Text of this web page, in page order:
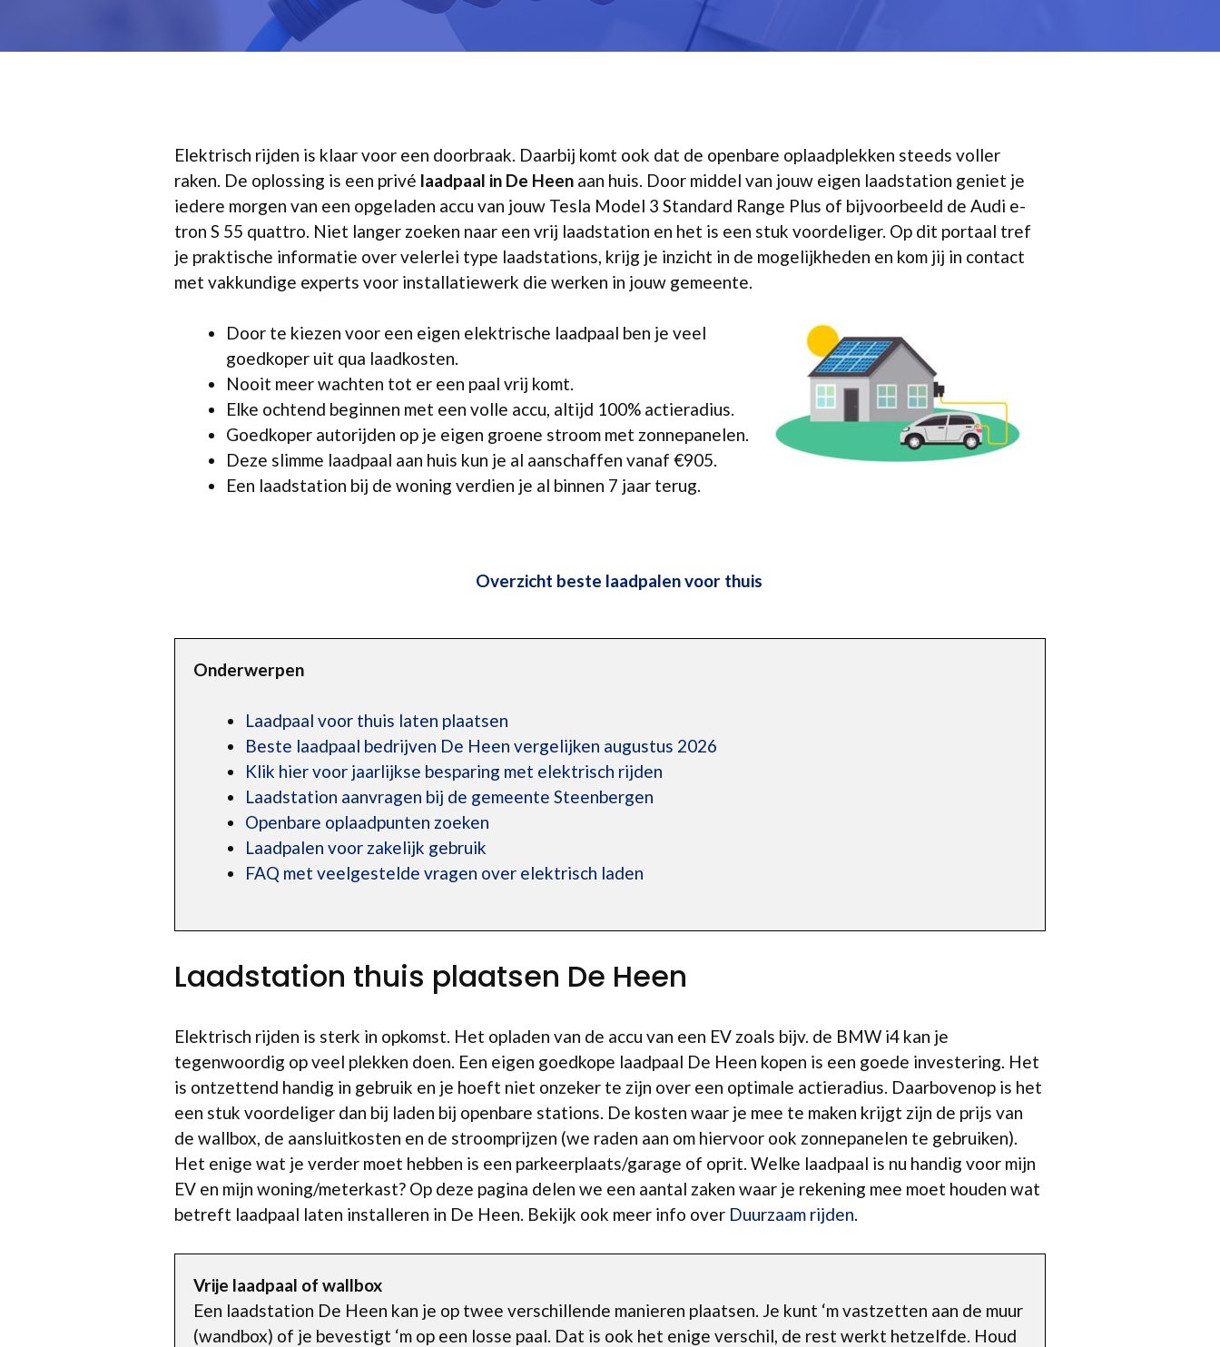
Elektrisch rijden is klaar voor een doorbraak. Daarbij komt ook dat de openbare oplaadplekken steeds voller
raken. De oplossing is een privé laadpaal in De Heen aan huis. Door middel van jouw eigen laadstation geniet je
iedere morgen van een opgeladen accu van jouw Tesla Model 3 Standard Range Plus of bijvoorbeeld de Audi e-
tron S 55 quattro. Niet langer zoeken naar een vrij laadstation en het is een stuk voordeliger. Op dit portaal tref
je praktische informatie over velerlei type laadstations, krijg je inzicht in de mogelijkheden en kom jij in contact
met vakkundige experts voor installatiewerk die werken in jouw gemeente.
Door te kiezen voor een eigen elektrische laadpaal ben je veel
goedkoper uit qua laadkosten.
Nooit meer wachten tot er een paal vrij komt.
Elke ochtend beginnen met een volle accu, altijd 100% actieradius.
Goedkoper autorijden op je eigen groene stroom met zonnepanelen.
Deze slimme laadpaal aan huis kun je al aanschaffen vanaf €905.
Een laadstation bij de woning verdien je al binnen 7 jaar terug.
Overzicht beste laadpalen voor thuis
Onderwerpen
Laadpaal voor thuis laten plaatsen
Beste laadpaal bedrijven De Heen vergelijken augustus 2026
Klik hier voor jaarlijkse besparing met elektrisch rijden
Laadstation aanvragen bij de gemeente Steenbergen
Openbare oplaadpunten zoeken
Laadpalen voor zakelijk gebruik
FAQ met veelgestelde vragen over elektrisch laden
Laadstation thuis plaatsen De Heen
Elektrisch rijden is sterk in opkomst. Het opladen van de accu van een EV zoals bijv. de BMW i4 kan je
tegenwoordig op veel plekken doen. Een eigen goedkope laadpaal De Heen kopen is een goede investering. Het
is ontzettend handig in gebruik en je hoeft niet onzeker te zijn over een optimale actieradius. Daarbovenop is het
een stuk voordeliger dan bij laden bij openbare stations. De kosten waar je mee te maken krijgt zijn de prijs van
de wallbox, de aansluitkosten en de stroomprijzen (we raden aan om hiervoor ook zonnepanelen te gebruiken).
Het enige wat je verder moet hebben is een parkeerplaats/garage of oprit. Welke laadpaal is nu handig voor mijn
EV en mijn woning/meterkast? Op deze pagina delen we een aantal zaken waar je rekening mee moet houden wat
betreft laadpaal laten installeren in De Heen. Bekijk ook meer info over Duurzaam rijden.
Vrije laadpaal of wallbox
Een laadstation De Heen kan je op twee verschillende manieren plaatsen. Je kunt ‘m vastzetten aan de muur
(wandbox) of je bevestigt ‘m op een losse paal. Dat is ook het enige verschil, de rest werkt hetzelfde. Houd